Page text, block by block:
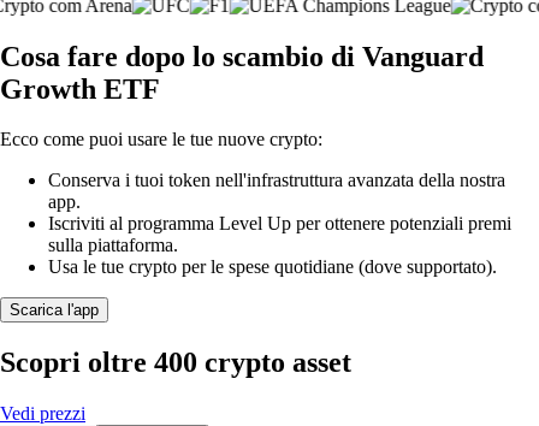
Cosa fare dopo lo scambio di Vanguard
Growth ETF
Ecco come puoi usare le tue nuove crypto:
Conserva i tuoi token nell'infrastruttura avanzata della nostra
app.
Iscriviti al programma Level Up per ottenere potenziali premi
sulla piattaforma.
Usa le tue crypto per le spese quotidiane (dove supportato).
Scarica l'app
Scopri oltre 400 crypto asset
Vedi prezzi